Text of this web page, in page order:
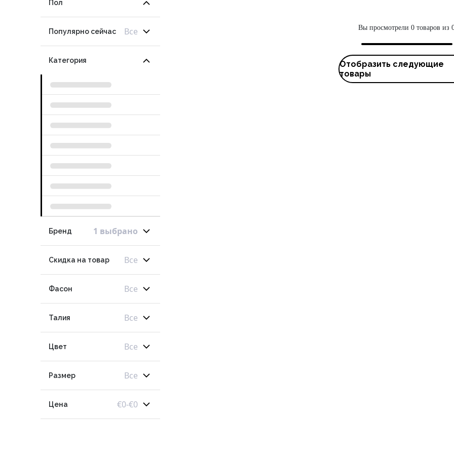
Пол
Популярно сейчас Все
Категория
Бренд 1 выбрано
Скидка на товар Все
Фасон Все
Талия Все
Цвет Все
Размер Все
Цена €0-€0
Вы просмотрели 0 товаров из
Отобразить следующие
товары